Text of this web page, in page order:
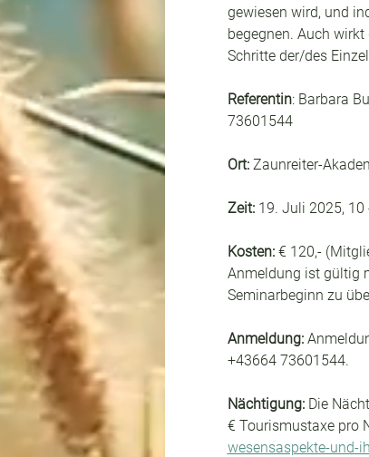
gewiesen wird, und
begegnen. Auch
Schritte der/des
Referentin: Barbara
73601544
Ort: Zaunreiter-
Zeit: 19. Juli 2025, 10
Kosten: € 120,-
Anmeldung ist gültig
Seminarbeginn zu
Anmeldung:
+43664 73601544.
Nächtigung: Die
€ Tourismustaxe pro
wesensaspekte-und-